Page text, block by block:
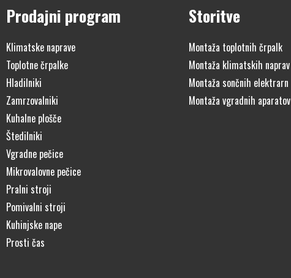
Prodajni program
Klimatske naprave
Toplotne črpalke
Hladilniki
Zamrzovalniki
Kuhalne plošče
Štedilniki
Vgradne pečice
Mikrovalovne pečice
Pralni stroji
Pomivalni stroji
Kuhinjske nape
Prosti čas
Storitve
Montaža toplotnih črpalk
Montaža klimatskih naprav
Montaža sončnih elektrarn
Montaža vgradnih aparatov